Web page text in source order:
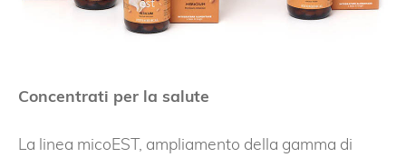
Concentrati per la salute
La linea micoEST, ampliamento della gamma di